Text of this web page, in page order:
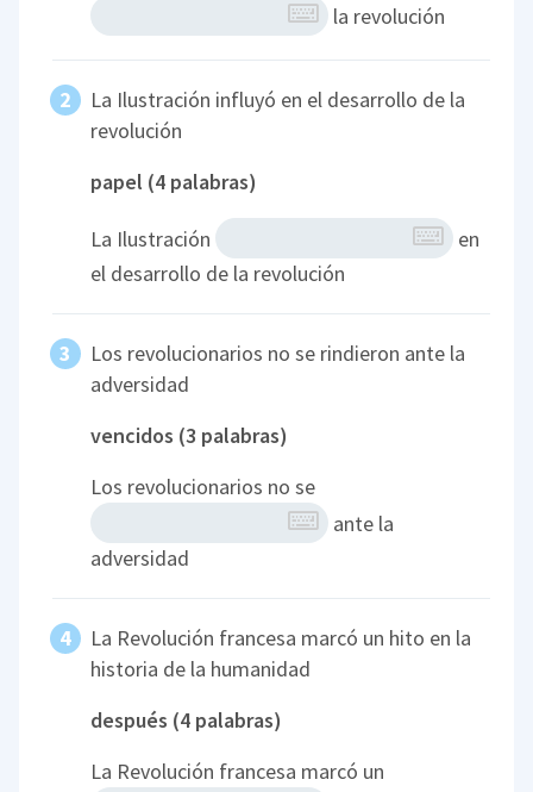
la revolución
La Ilustración influyó en el desarrollo de la
revolución
papel (4 palabras)
La Ilustración
en
el desarrollo de la revolución
Los revolucionarios no se rindieron ante la
adversidad
vencidos (3 palabras)
Los revolucionarios no se
ante la
adversidad
La Revolución francesa marcó un hito en la
historia de la humanidad
después (4 palabras)
La Revolución francesa marcó un